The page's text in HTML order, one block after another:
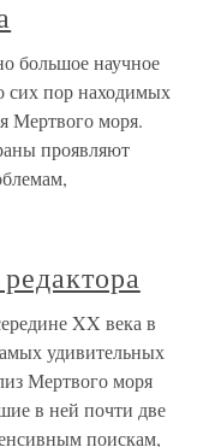
большое научное
сих пор находимых
Мертвого моря.
проявляют
XX века в
удивительных
Мертвого моря
в ней почти две
поискам,